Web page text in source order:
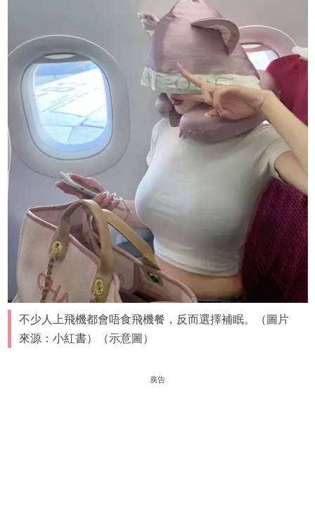
不少人上飛機都會唔食飛機餐，反而選擇補眠。（圖片
來源：小紅書）（示意圖）
廣告